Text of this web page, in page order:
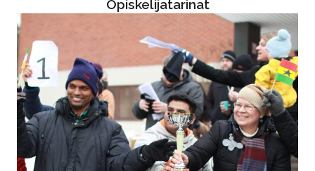
Opiskelijatarinat